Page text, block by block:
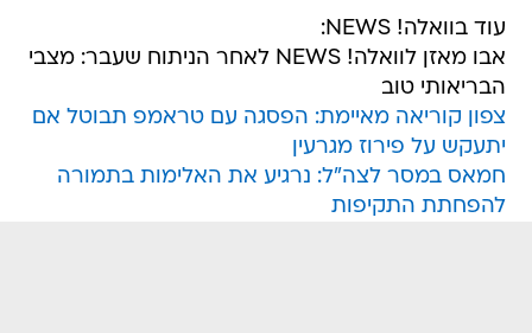
עוד בוואלה! NEWS:
אבו מאזן לוואלה! NEWS לאחר הניתוח שעבר: מצבי
הבריאותי טוב
צפון קוריאה מאיימת: הפסגה עם טראמפ תבוטל אם
יתעקש על פירוז מגרעין
חמאס במסר לצה"ל: נרגיע את האלימות בתמורה
להפחתת התקיפות